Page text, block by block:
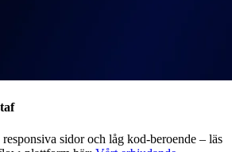
sidor och låg kod‑beroende – läs